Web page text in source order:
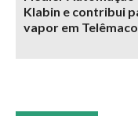
Klabin e contribui
vapor em